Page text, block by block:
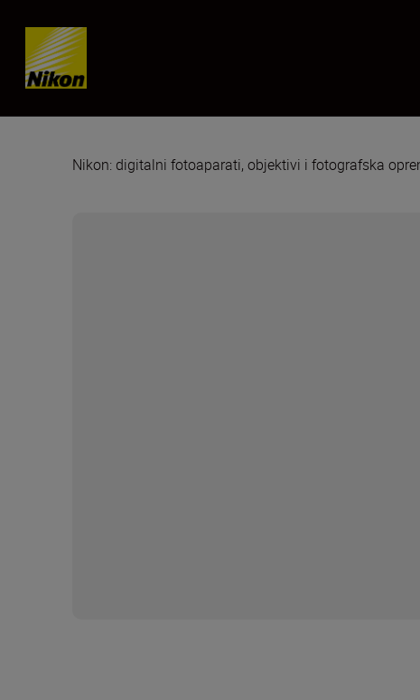
Skip content
Nikon: digitalni fotoaparati, objektivi i fotografska